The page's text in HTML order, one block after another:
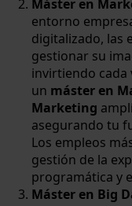
Máster en
entorno
digitalizado, las
gestionar su
invirtiendo cada
un máster en
Marketing
asegurando tu
Los empleos
gestión de la
programática y
Máster en Big